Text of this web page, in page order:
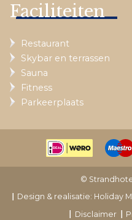
Faciliteiten
Restaurant
Skybar en terrassen
Sauna
Fitness
Parkeerplaats
©
Design & realisatie: Holiday
Disclaimer